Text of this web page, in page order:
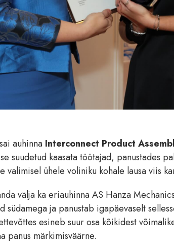
auhinna Interconnect Product
suudetud kaasata töötajad, panustades
valimisel ühele voliniku kohale lausa viis
välja ka eriauhinna AS Hanza
südamega ja panustab igapäevaselt
esineb suur osa kõikidest
panus märkimisväärne.